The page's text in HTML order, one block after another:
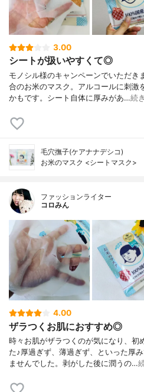
3.00
シートが扱いやすくて◎
モノシル様のキャンペーンでいただき
合のお米のマスク。アルコールに刺激
かもです。シート自体に厚みがあ…続
毛穴撫子(ケアナナデシコ)
お米のマスク <シートマスク>
ファッションライター
コロみん
4.00
ザラつくお肌におすすめ◎
時々お肌がザラつくのが気になり、初
た♪厚過ぎず、薄過ぎず、といった厚
ませんでした。剥がした後に潤うの…